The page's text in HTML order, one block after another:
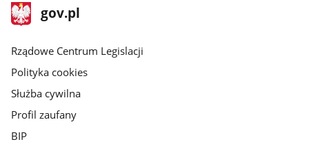
stopka
gov.plStrona
gov.pl
Rządowe Centrum Legislacji
Polityka cookies
Służba cywilna
Profil zaufany
BIP